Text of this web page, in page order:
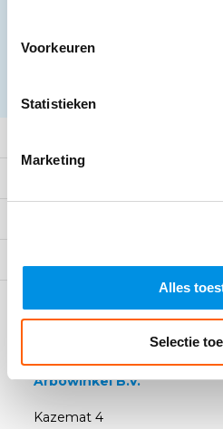
Voorkeuren
Statistieken
Marketing
Alles
Selectie
Arbowinkel B.V.
Kazemat 4